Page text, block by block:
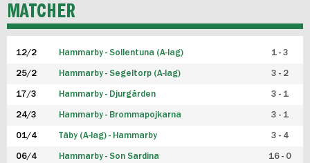
P19
F19
FUTSAL HERR
FUTSAL DAM
MATCHER
12/2 Hammarby - Sollentuna (A-lag) 1 - 3
25/2 Hammarby - Segeltorp (A-lag) 3 - 2
17/3 Hammarby - Djurgården 3 - 1
24/3 Hammarby - Brommapojkarna 3 - 1
01/4 Täby (A-lag) - Hammarby 3 - 4
06/4 Hammarby - Son Sardina 16 - 0